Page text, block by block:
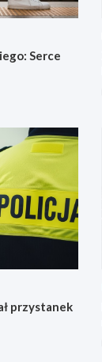
Serce
przystanek